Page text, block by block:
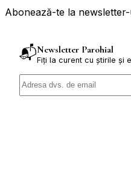
Abonează-te la
📬Newsletter Parohial
Fiți la curent cu știrile și